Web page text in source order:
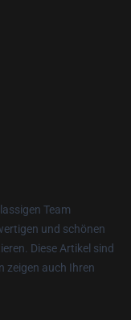
Team
und schönen
Diese Artikel sind
zeigen auch Ihren